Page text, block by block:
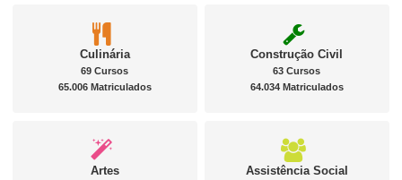
Culinária
69 Cursos
65.006 Matriculados
Construção Civil
63 Cursos
64.034 Matriculados
Artes Assistência Social